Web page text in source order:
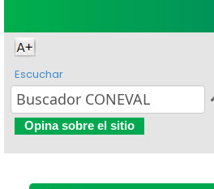
Escuchar
Opina sobre el sitio